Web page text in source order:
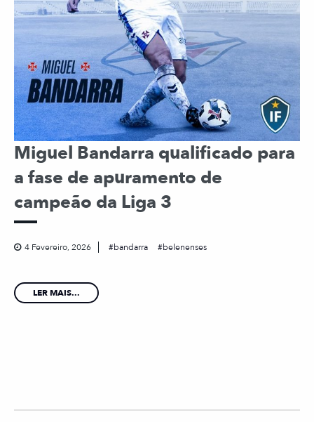
Miguel Bandarra qualificado para
a fase de apuramento de
campeão da Liga 3
4 Fevereiro, 2026 bandarra belenenses
LER MAIS...